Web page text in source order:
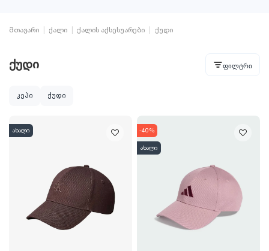
მთავარი ქალი ქალის აქსესუარები ქუდი
ქუდი ფილტრი
კეპი ქუდი
ახალი
-40%
ახალი